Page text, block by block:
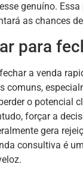
genuíno.
as chances
para
a venda
comuns,
o potencial
forçar a
gera
consultiva é